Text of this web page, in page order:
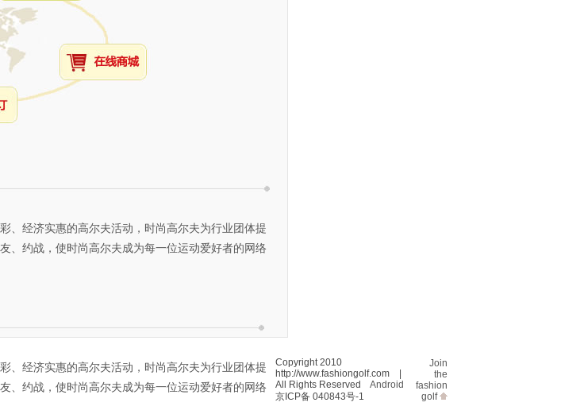
经济实惠的高尔夫活动，时尚高尔夫为行业团体提
、约战，使时尚高尔夫成为每一位运动爱好者的网络
经济实惠的高尔夫活动，时尚高尔夫为行业团体提
、约战，使时尚高尔夫成为每一位运动爱好者的网络
Copyright 2010
http://www.fashiongolf.com |
All Rights Reserved Android
京ICP备 040843号-1
Join
the
fashion
golf